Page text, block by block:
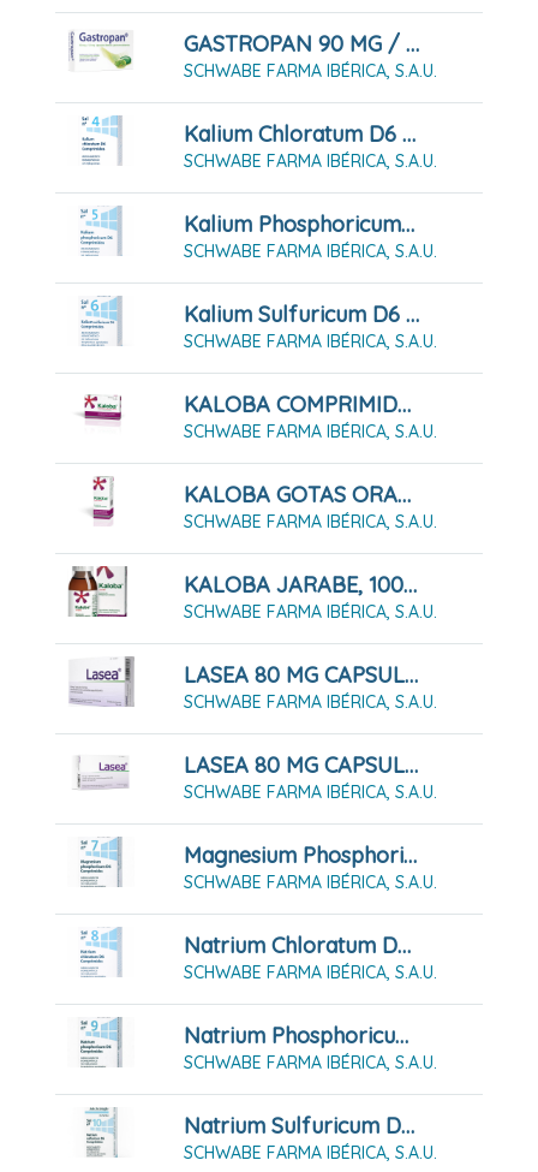
GASTROPAN 90 MG / 50 MG CÁPSULAS BLANDAS GASTRORRESISTENTES 42 CÁPSULAS
SCHWABE FARMA IBÉRICA, S.A.U.
Kalium Chloratum D6 Sal Nº4, 80 Comprimidos
SCHWABE FARMA IBÉRICA, S.A.U.
Kalium Phosphoricum D6 Sal Nº5, 80 Comprimidos
SCHWABE FARMA IBÉRICA, S.A.U.
Kalium Sulfuricum D6 Sal Nº6, 80 Comprimidos
SCHWABE FARMA IBÉRICA, S.A.U.
KALOBA COMPRIMIDOS RECUBIERTOS CON PELÍCULA
SCHWABE FARMA IBÉRICA, S.A.U.
KALOBA GOTAS ORALES 50 ML
SCHWABE FARMA IBÉRICA, S.A.U.
KALOBA JARABE, 100ML
SCHWABE FARMA IBÉRICA, S.A.U.
LASEA 80 MG CAPSULAS BLANDAS, 28 Cápsulas
SCHWABE FARMA IBÉRICA, S.A.U.
LASEA 80 MG CAPSULAS BLANDAS, 56 Cápsulas
SCHWABE FARMA IBÉRICA, S.A.U.
Magnesium Phosphoricum D6 Sal Nº 7, 80 Comprimidos
SCHWABE FARMA IBÉRICA, S.A.U.
Natrium Chloratum D6 Sal Nº8, 80 Comprimidos
SCHWABE FARMA IBÉRICA, S.A.U.
Natrium Phosphoricum D6 Sal Nº9, 80 Comprimidos
SCHWABE FARMA IBÉRICA, S.A.U.
Natrium Sulfuricum D6 Sal Nº10, 80 Comprimidos
SCHWABE FARMA IBÉRICA, S.A.U.